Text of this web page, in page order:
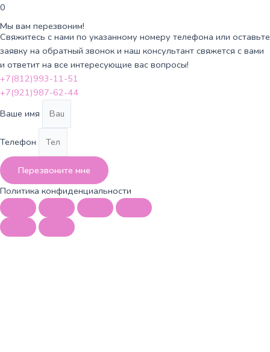
0
Мы вам перезвоним!
Свяжитесь с нами по указанному номеру телефона или оставьте
заявку на обратный звонок и наш консультант свяжется с вами
и ответит на все интересующие вас вопросы!
+7(812)993-11-51
+7(921)987-62-44
Ваше имя
Телефон
Перезвоните мне
Политика конфиденциальности